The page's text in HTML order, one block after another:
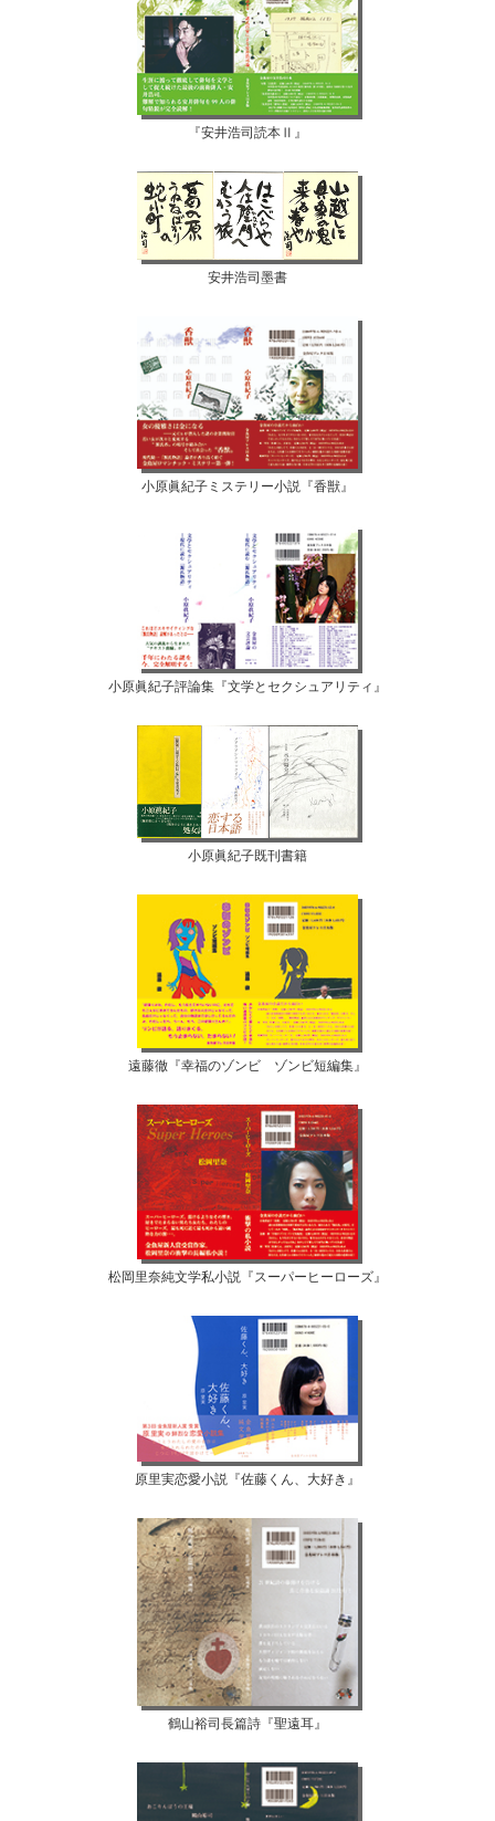
『安井浩司読本Ⅱ』
安井浩司墨書
小原眞紀子ミステリー小説『香獣』
小原眞紀子評論集『文学とセクシュアリティ』
小原眞紀子既刊書籍
遠藤徹『幸福のゾンビ ゾンビ短編集』
松岡里奈純文学私小説『スーパーヒーローズ』
原里実恋愛小説『佐藤くん、大好き』
鶴山裕司長篇詩『聖遠耳』